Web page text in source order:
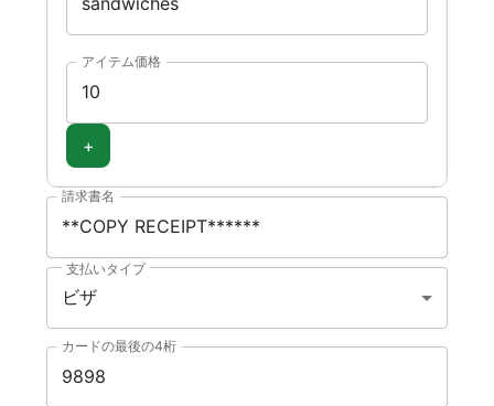
アイテム価格
+
請求書名
支払いタイプ
ビザ
カードの最後の4桁